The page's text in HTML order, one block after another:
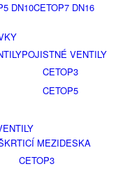
DN10CETOP7 DN16
POJISTNÉ VENTILY
CETOP3
CETOP5
MEZIDESKA
CETOP3